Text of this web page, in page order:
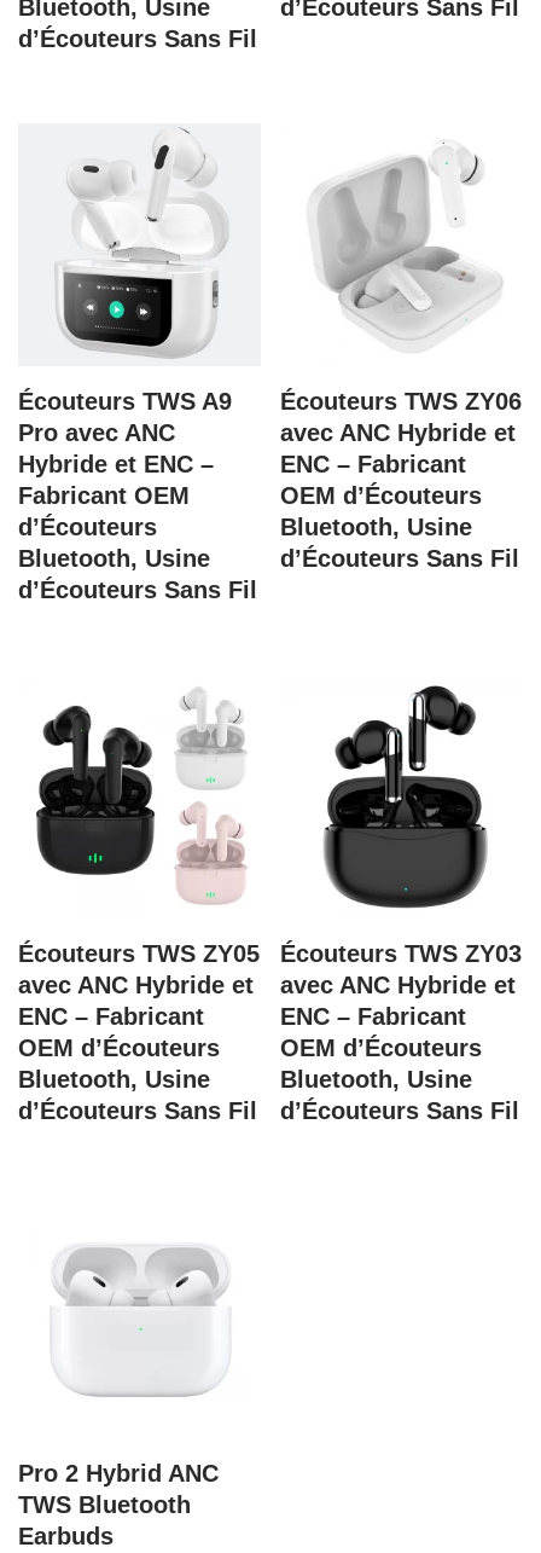
Bluetooth, Usine
d’Écouteurs Sans Fil
d’Écouteurs Sans Fil
Écouteurs TWS A9
Pro avec ANC
Hybride et ENC –
Fabricant OEM
d’Écouteurs
Bluetooth, Usine
d’Écouteurs Sans Fil
Écouteurs TWS ZY06
avec ANC Hybride et
ENC – Fabricant
OEM d’Écouteurs
Bluetooth, Usine
d’Écouteurs Sans Fil
Écouteurs TWS ZY05
avec ANC Hybride et
ENC – Fabricant
OEM d’Écouteurs
Bluetooth, Usine
d’Écouteurs Sans Fil
Écouteurs TWS ZY03
avec ANC Hybride et
ENC – Fabricant
OEM d’Écouteurs
Bluetooth, Usine
d’Écouteurs Sans Fil
Pro 2 Hybrid ANC
TWS Bluetooth
Earbuds